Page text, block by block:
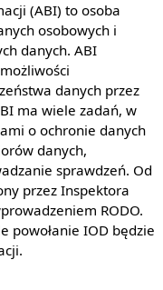
(ABI) to osoba
osobowych i
danych. ABI
danych przez
ma wiele zadań, w
o ochronie danych
danych,
sprawdzeń. Od
przez Inspektora
RODO.
powołanie IOD będzie